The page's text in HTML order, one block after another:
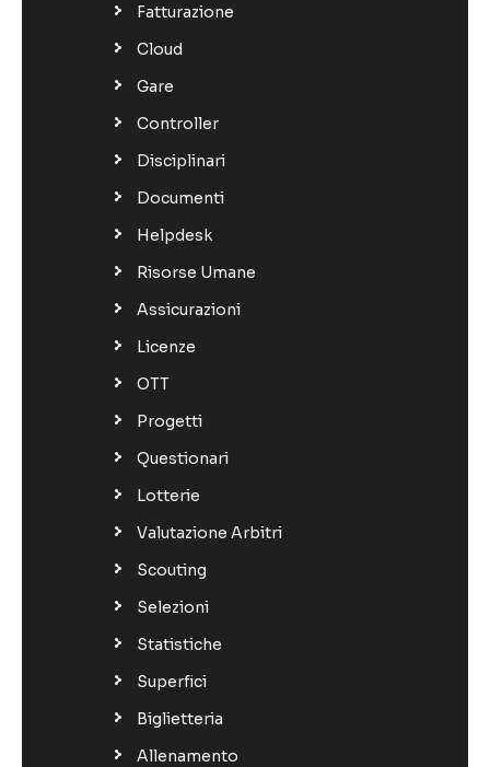
Fatturazione
Cloud
Gare
Controller
Disciplinari
Documenti
Helpdesk
Risorse Umane
Assicurazioni
Licenze
OTT
Progetti
Questionari
Lotterie
Valutazione Arbitri
Scouting
Selezioni
Statistiche
Superfici
Biglietteria
Allenamento